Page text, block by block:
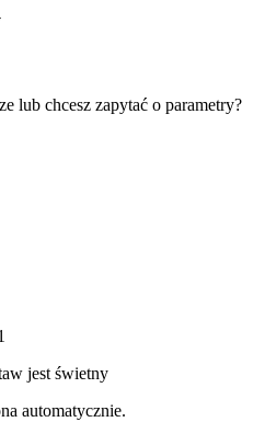
lub chcesz zapytać o parametry?
jest świetny
automatycznie.